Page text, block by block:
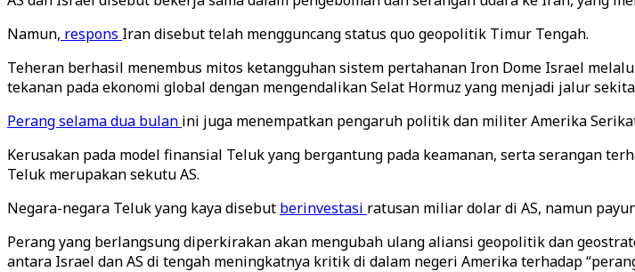
Namun, respons Iran disebut telah mengguncang status quo geopolitik Timur Tengah.
Teheran berhasil menembus mitos ketangguhan sistem pertahanan Iron Dome Israel
tekanan pada ekonomi global dengan mengendalikan Selat Hormuz yang menjadi jalur
Perang selama dua bulan ini juga menempatkan pengaruh politik dan militer Amerika
Kerusakan pada model finansial Teluk yang bergantung pada keamanan, serta serangan
Teluk merupakan sekutu AS.
Negara-negara Teluk yang kaya disebut berinvestasi ratusan miliar dolar di AS, namun
Perang yang berlangsung diperkirakan akan mengubah ulang aliansi geopolitik dan
antara Israel dan AS di tengah meningkatnya kritik di dalam negeri Amerika terhadap